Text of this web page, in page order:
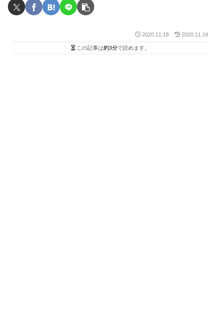
2020.11.18 2020.11.19
この記事は約3分で読めます。